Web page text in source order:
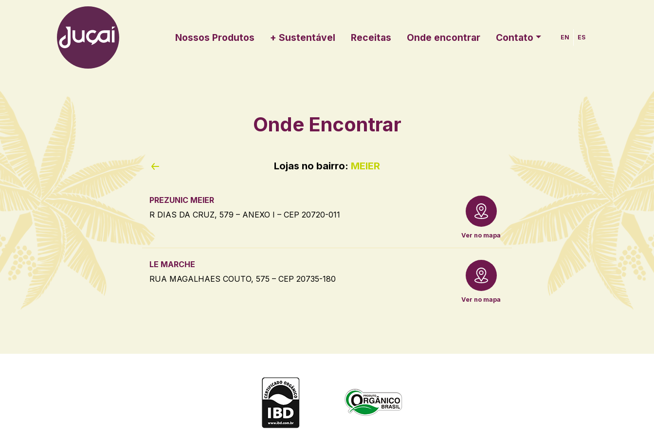
Main Navigation Nossos Produtos + Sustentável Receitas Onde encontrar Contato EN ES
Onde Encontrar
Lojas no bairro: MEIER
PREZUNIC MEIER
R DIAS DA CRUZ, 579 – ANEXO I – CEP 20720-011
Ver no mapa
LE MARCHE
RUA MAGALHAES COUTO, 575 – CEP 20735-180
Ver no mapa